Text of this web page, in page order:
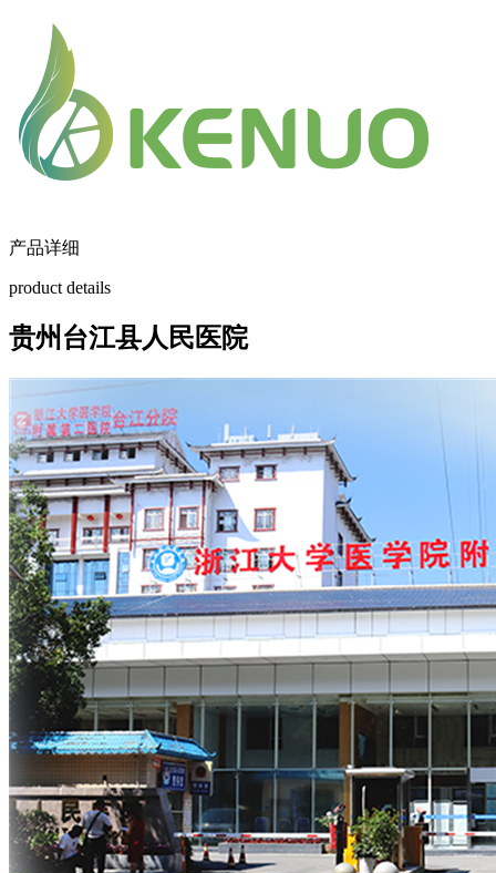
产品详细
product details
贵州台江县人民医院